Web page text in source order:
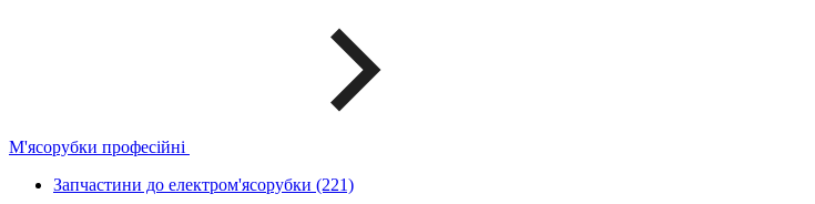
М'ясорубки професійні
Запчастини до електром'ясорубки (221)